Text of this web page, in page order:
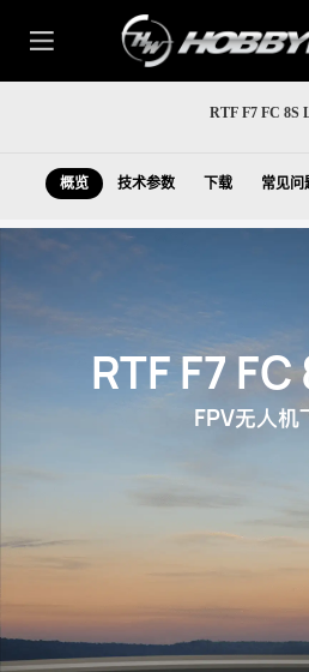
RTF F7 FC 8S
概览 技术参数 下载 常见问
RTF F7
FPV无人机